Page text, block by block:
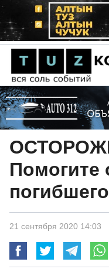
Помогите
21 сентября 2020 14:03